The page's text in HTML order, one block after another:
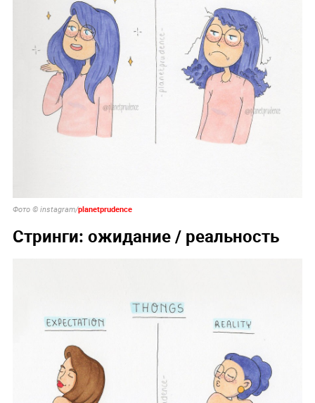
Фото © instagram/planetprudence
Стринги: ожидание / реальность